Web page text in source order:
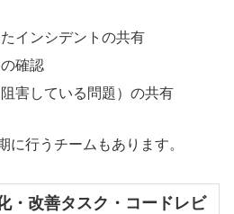
インシデントの共有
確認
害している問題）の共有
に行うチームもあります。
・改善タスク・コードレビ